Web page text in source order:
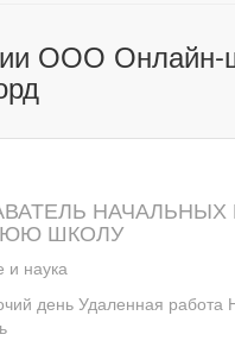
ООО Онлайн-
НАЧАЛЬНЫХ
ШКОЛУ
и наука
день Удаленная работа